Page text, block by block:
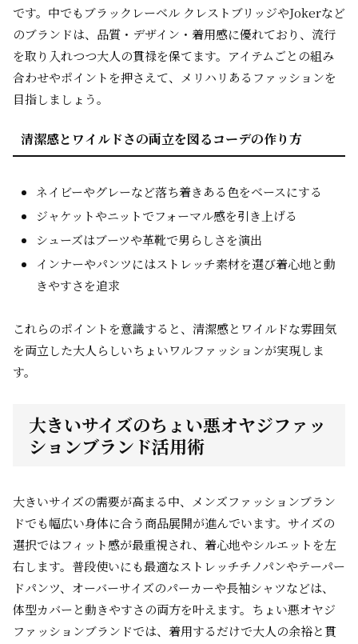
です。中でもブラックレーベル クレストブリッジやJokerなど
のブランドは、品質・デザイン・着用感に優れており、流行
を取り入れつつ大人の貫禄を保てます。アイテムごとの組み
合わせやポイントを押さえて、メリハリあるファッションを
目指しましょう。
清潔感とワイルドさの両立を図るコーデの作り方
ネイビーやグレーなど落ち着きある色をベースにする
ジャケットやニットでフォーマル感を引き上げる
シューズはブーツや革靴で男らしさを演出
インナーやパンツにはストレッチ素材を選び着心地と動
きやすさを追求
これらのポイントを意識すると、清潔感とワイルドな雰囲気
を両立した大人らしいちょいワルファッションが実現しま
す。
大きいサイズのちょい悪オヤジファッ
ションブランド活用術
大きいサイズの需要が高まる中、メンズファッションブラン
ドでも幅広い身体に合う商品展開が進んでいます。サイズの
選択ではフィット感が最重視され、着心地やシルエットを左
右します。普段使いにも最適なストレッチチノパンやテーパー
ドパンツ、オーバーサイズのパーカーや長袖シャツなどは、
体型カバーと動きやすさの両方を叶えます。ちょい悪オヤジ
ファッションブランドでは、着用するだけで大人の余裕と貫